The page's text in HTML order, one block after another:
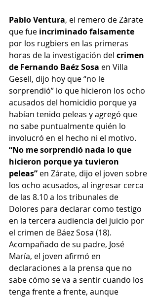
Pablo Ventura, el remero de Zárate
que fue incriminado falsamente
por los rugbiers en las primeras
horas de la investigación del crimen
de Fernando Baéz Sosa en Villa
Gesell, dijo hoy que “no le
sorprendió” lo que hicieron los ocho
acusados del homicidio porque ya
habían tenido peleas y agregó que
no sabe puntualmente quién lo
involucró en el hecho ni el motivo.
“No me sorprendió nada lo que
hicieron porque ya tuvieron
peleas” en Zárate, dijo el joven sobre
los ocho acusados, al ingresar cerca
de las 8.10 a los tribunales de
Dolores para declarar como testigo
en la tercera audiencia del juicio por
el crimen de Báez Sosa (18).
Acompañado de su padre, José
María, el joven afirmó en
declaraciones a la prensa que no
sabe cómo se va a sentir cuando los
tenga frente a frente, aunque